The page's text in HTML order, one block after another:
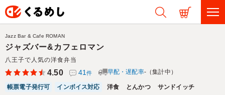
ジャズバー&カフェロマン
八王子で人気の洋食弁当
Jazz Bar & Cafe ROMAN
4.50 41件 早配・遅配率-（集計中）
帳票電子発行可 インボイス対応 洋食 とんかつ サンドイッチ